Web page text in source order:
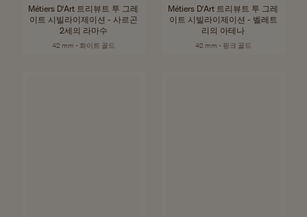
Métiers D'Art 트리뷰트 투 그레
이트 시빌라이제이션 - 사르곤
2세의 라마수
42 mm - 화이트 골드
Métiers D'Art 트리뷰트 투 그레
이트 시빌라이제이션 - 벨레트
리의 아테나
42 mm - 핑크 골드